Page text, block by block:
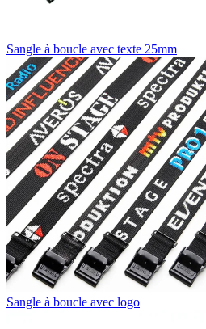
Sangle à boucle avec texte 25mm
Sangle à boucle avec logo